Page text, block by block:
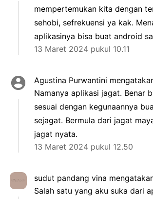
mempertemukan kita dengan
sehobi, sefrekuensi ya kak.
aplikasinya bisa buat android
13 Maret 2024 pukul 10.11
Agustina Purwantini
Namanya aplikasi jagat. Benar
sesuai dengan kegunaannya
sejagat. Bermula dari jagat
jagat nyata.
13 Maret 2024 pukul 12.50
sudut pandang vina
Salah satu yang aku suka dari